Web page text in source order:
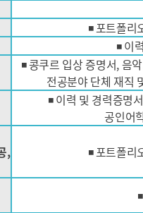
◾ 포트폴
◾ 이
◾ 콩쿠르 입상 증명서, 음
전공분야 단체 재직
◾ 이력 및 경력증명
공인어
,
◾ 포트폴